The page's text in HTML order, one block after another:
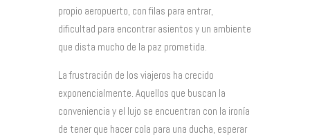
propio aeropuerto, con filas para entrar,
dificultad para encontrar asientos y un ambiente
que dista mucho de la paz prometida.
La frustración de los viajeros ha crecido
exponencialmente. Aquellos que buscan la
conveniencia y el lujo se encuentran con la ironía
de tener que hacer cola para una ducha, esperar